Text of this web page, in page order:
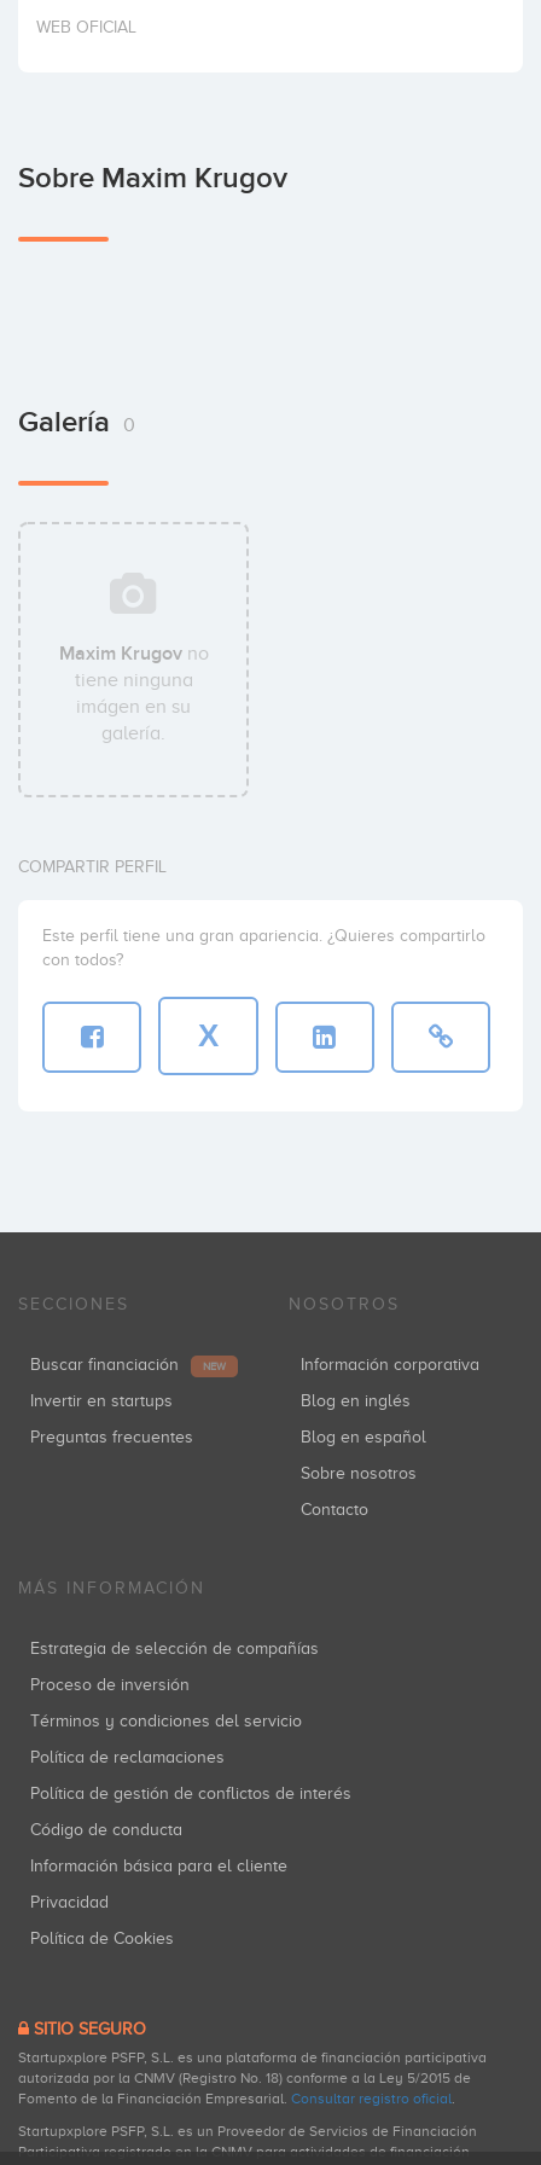
Invertir
WEB OFICIAL
Sobre Maxim Krugov
Galería 0
Maxim Krugovno
tiene ninguna
imágen en su
galería.
COMPARTIR PERFIL
Este perfil tiene una gran apariencia. ¿Quieres compartirlo
con todos?
X
SECCIONES
Buscar financiación NEW
Invertir en startups
Preguntas frecuentes
NOSOTROS
Información corporativa
Blog en inglés
Blog en español
Sobre nosotros
Contacto
MÁS INFORMACIÓN
Estrategia de selección de compañías
Proceso de inversión
Términos y condiciones del servicio
Política de reclamaciones
Política de gestión de conflictos de interés
Código de conducta
Información básica para el cliente
Privacidad
Política de Cookies
SITIO SEGURO
Startupxplore PSFP, S.L. es una plataforma de financiación participativa
autorizada por la CNMV (Registro No. 18) conforme a la Ley 5/2015 de
Fomento de la Financiación Empresarial. Consultar registro oficial.
Startupxplore PSFP, S.L. es un Proveedor de Servicios de Financiación
Participativa registrado en la CNMV para actividades de financiación